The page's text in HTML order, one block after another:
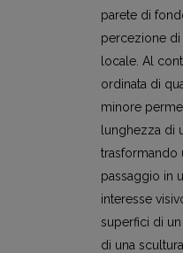
parete di
percezione
locale. Al
ordinata di
minore
lunghezza di
trasformando
passaggio in
interesse
superfici di
di una